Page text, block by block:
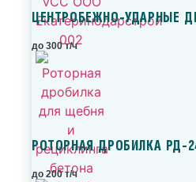
ЦЕНТРОБЕЖНО-УДАРНЫЕ
до 300 т/ч
РОТОРНАЯ ДРОБИЛКА РД-
до 200 т/ч